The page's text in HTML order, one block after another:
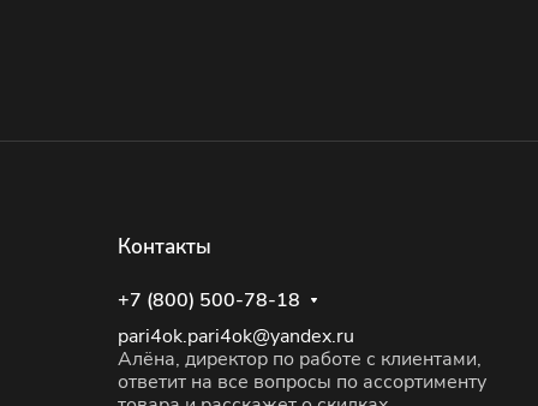
Контакты
+7 (800) 500-78-18
pari4ok.pari4ok@yandex.ru
Алёна, директор по работе с клиентами,
ответит на все вопросы по ассортименту